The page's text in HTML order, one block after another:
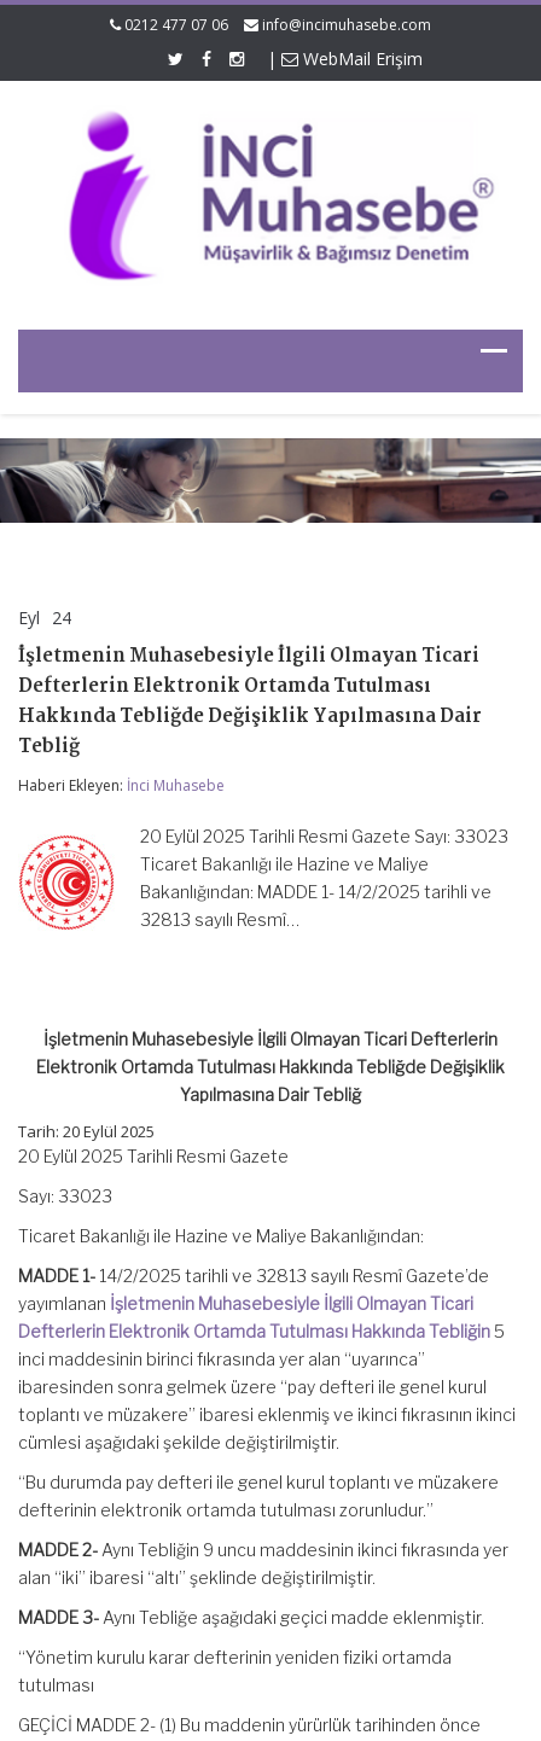
0212 477 07 06 info@incimuhasebe.com
| WebMail Erişim
Eyl 24
İlgili
Olmayan
Defterlerin
Tutulması
Değişiklik
Yapılmasına
Dair
Tebliğ
İşletmenin Muhasebesiyle İlgili Olmayan Ticari
Defterlerin Elektronik Ortamda Tutulması
Hakkında Tebliğde Değişiklik Yapılmasına Dair
Tebliğ
Haberi Ekleyen: İnci Muhasebe
20 Eylül 2025 Tarihli Resmi Gazete Sayı: 33023
Ticaret Bakanlığı ile Hazine ve Maliye
Bakanlığından: MADDE 1- 14/2/2025 tarihli ve
32813 sayılı Resmî…
İşletmenin Muhasebesiyle İlgili Olmayan Ticari Defterlerin
Elektronik Ortamda Tutulması Hakkında Tebliğde Değişiklik
Yapılmasına Dair Tebliğ
Tarih: 20 Eylül 2025
20 Eylül 2025 Tarihli Resmi Gazete
Sayı: 33023
Ticaret Bakanlığı ile Hazine ve Maliye Bakanlığından:
MADDE 1- 14/2/2025 tarihli ve 32813 sayılı Resmî Gazete’de
yayımlanan İşletmenin Muhasebesiyle İlgili Olmayan Ticari
Defterlerin Elektronik Ortamda Tutulması Hakkında Tebliğin5
inci maddesinin birinci fıkrasında yer alan “uyarınca”
ibaresinden sonra gelmek üzere “pay defteri ile genel kurul
toplantı ve müzakere” ibaresi eklenmiş ve ikinci fıkrasının ikinci
cümlesi aşağıdaki şekilde değiştirilmiştir.
“Bu durumda pay defteri ile genel kurul toplantı ve müzakere
defterinin elektronik ortamda tutulması zorunludur.”
MADDE 2- Aynı Tebliğin 9 uncu maddesinin ikinci fıkrasında yer
alan “iki” ibaresi “altı” şeklinde değiştirilmiştir.
MADDE 3- Aynı Tebliğe aşağıdaki geçici madde eklenmiştir.
“Yönetim kurulu karar defterinin yeniden fiziki ortamda
tutulması
GEÇİCİ MADDE 2- (1) Bu maddenin yürürlük tarihinden önce